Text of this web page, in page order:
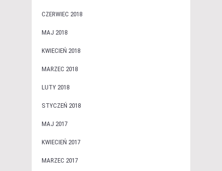
CZERWIEC 2018
MAJ 2018
KWIECIEŃ 2018
MARZEC 2018
LUTY 2018
STYCZEŃ 2018
MAJ 2017
KWIECIEŃ 2017
MARZEC 2017